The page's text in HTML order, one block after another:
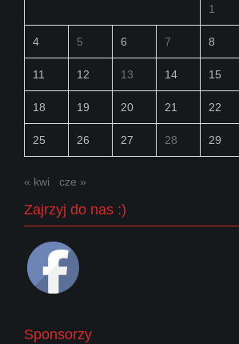
1
4 5 6 7 8
11 12 13 14 15
18 19 20 21 22
25 26 27 28 29
« kwi cze »
Zajrzyj do nas :)
Sponsorzy